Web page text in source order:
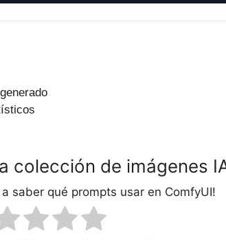
colección de imágenes
saber qué prompts usar en ComfyUI!